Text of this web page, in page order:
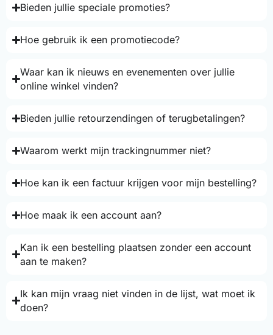
Bieden jullie speciale promoties?
Hoe gebruik ik een promotiecode?
Waar kan ik nieuws en evenementen over jullie
online winkel vinden?
Bieden jullie retourzendingen of terugbetalingen?
Waarom werkt mijn trackingnummer niet?
Hoe kan ik een factuur krijgen voor mijn bestelling?
Hoe maak ik een account aan?
Kan ik een bestelling plaatsen zonder een account
aan te maken?
Ik kan mijn vraag niet vinden in de lijst, wat moet ik
doen?